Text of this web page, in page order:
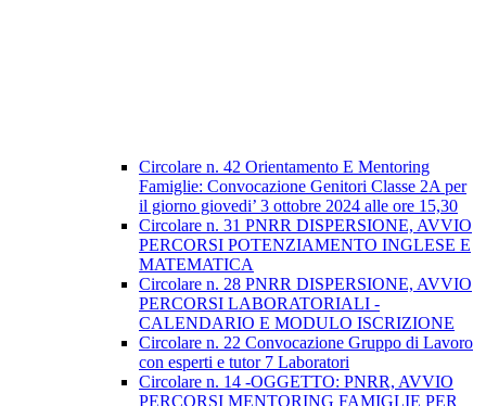
Circolare n. 42 Orientamento E Mentoring
Famiglie: Convocazione Genitori Classe 2A per
il giorno giovedi’ 3 ottobre 2024 alle ore 15,30
Circolare n. 31 PNRR DISPERSIONE, AVVIO
PERCORSI POTENZIAMENTO INGLESE E
MATEMATICA
Circolare n. 28 PNRR DISPERSIONE, AVVIO
PERCORSI LABORATORIALI -
CALENDARIO E MODULO ISCRIZIONE
Circolare n. 22 Convocazione Gruppo di Lavoro
con esperti e tutor 7 Laboratori
Circolare n. 14 -OGGETTO: PNRR, AVVIO
PERCORSI MENTORING FAMIGLIE PER